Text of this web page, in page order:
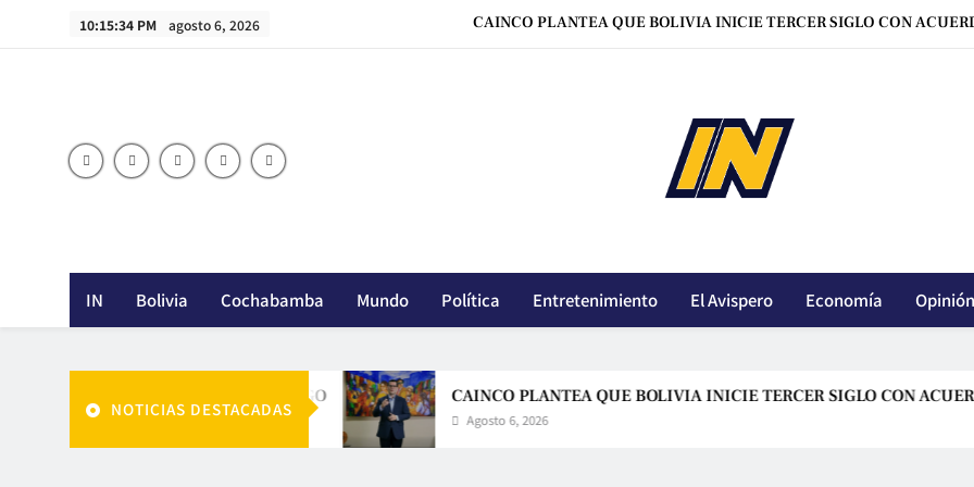
10:15:36 PM agosto 6, 2026 SECRETARIO DE ESTADO DE EEUU CELEBRA UNA ALIANZA
CAINCO PLANTEA QUE BOLIVIA INICIE TERCER SIGLO CON
SECRETARIO DE ESTADO DE EEUU CELEBRA UNA ALIANZA
LARA: ‘AMAR A
innoticiasbo.com
IN Bolivia Cochabamba Mundo Política Entretenimiento El Avispero Economía Opinión
NOTICIAS DESTACADAS
Agosto 6, 2026
CAINCO PLANTEA QUE BOLIVIA INICIE TERCER SIGLO CON ACUERDOS,
Agosto 6, 2026